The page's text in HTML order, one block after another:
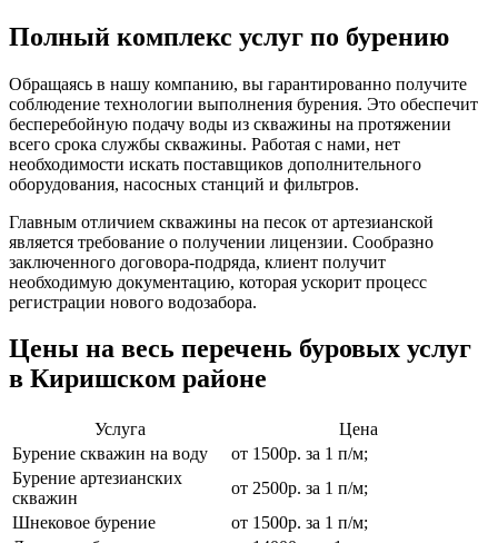
Полный комплекс услуг по бурению
Обращаясь в нашу компанию, вы гарантированно получите
соблюдение технологии выполнения бурения. Это обеспечит
бесперебойную подачу воды из скважины на протяжении
всего срока службы скважины. Работая с нами, нет
необходимости искать поставщиков дополнительного
оборудования, насосных станций и фильтров.
Главным отличием скважины на песок от артезианской
является требование о получении лицензии. Сообразно
заключенного договора-подряда, клиент получит
необходимую документацию, которая ускорит процесс
регистрации нового водозабора.
Цены на весь перечень буровых услуг
в Киришском районе
Услуга
Цена
Бурение скважин на воду
от 1500р. за 1 п/м;
Бурение артезианских
скважин
от 2500р. за 1 п/м;
Шнековое бурение
от 1500р. за 1 п/м;